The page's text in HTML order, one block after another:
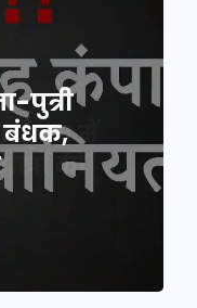
पुत्री
बंधक,